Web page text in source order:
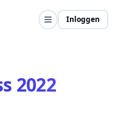
Inloggen
2022